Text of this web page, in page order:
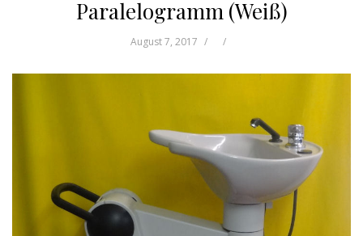
Paralelogramm (Weiß)
August 7, 2017